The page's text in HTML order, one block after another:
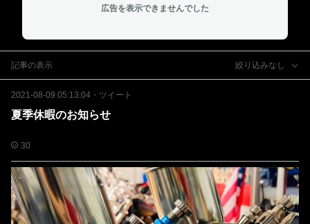
広告を表示できませんでした
記事の表示 絞り込みなし
2021-08-09 05:13:04 ・ ツイート
夏季休暇のお知らせ
30